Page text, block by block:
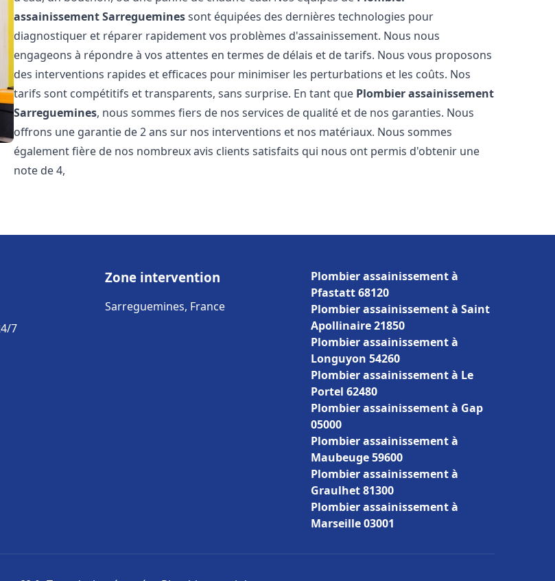
assainissementSarregueminessont équipées des dernières technologies pour
diagnostiquer et réparer rapidement vos problèmes d'assainissement. Nous nous
engageons à répondre à vos attentes en termes de délais et de tarifs. Nous vous proposons
des interventions rapides et efficaces pour minimiser les perturbations et les coûts. Nos
tarifs sont compétitifs et transparents, sans surprise. En tant que Plombier assainissement
Sarreguemines, nous sommes fiers de nos services de qualité et de nos garanties. Nous
offrons une garantie de 2 ans sur nos interventions et nos matériaux. Nous sommes
également fière de nos nombreux avis clients satisfaits qui nous ont permis d'obtenir une
note de 4,
7
Zone intervention
Sarreguemines, France
Plombier assainissement à
Pfastatt 68120
Plombier assainissement à Saint
Apollinaire 21850
Plombier assainissement à
Longuyon 54260
Plombier assainissement à Le
Portel 62480
Plombier assainissement à Gap
05000
Plombier assainissement à
Maubeuge 59600
Plombier assainissement à
Graulhet 81300
Plombier assainissement à
Marseille 03001